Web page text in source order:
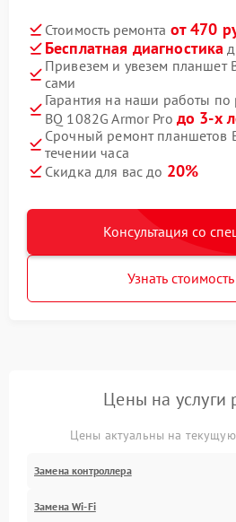
Стоимость ремонта от 470
Бесплатная диагностика
Привезем и увезем планшет
сами
Гарантия на наши работы по
BQ 1082G Armor Pro до 3-х
Срочный ремонт планшетов
течении часа
Скидка для вас до 20%
Консультация со
Узнать
Цены на услуги
Цены актуальны на
Замена контроллера
Замена Wi-Fi